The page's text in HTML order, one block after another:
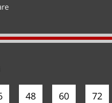
48 60 72